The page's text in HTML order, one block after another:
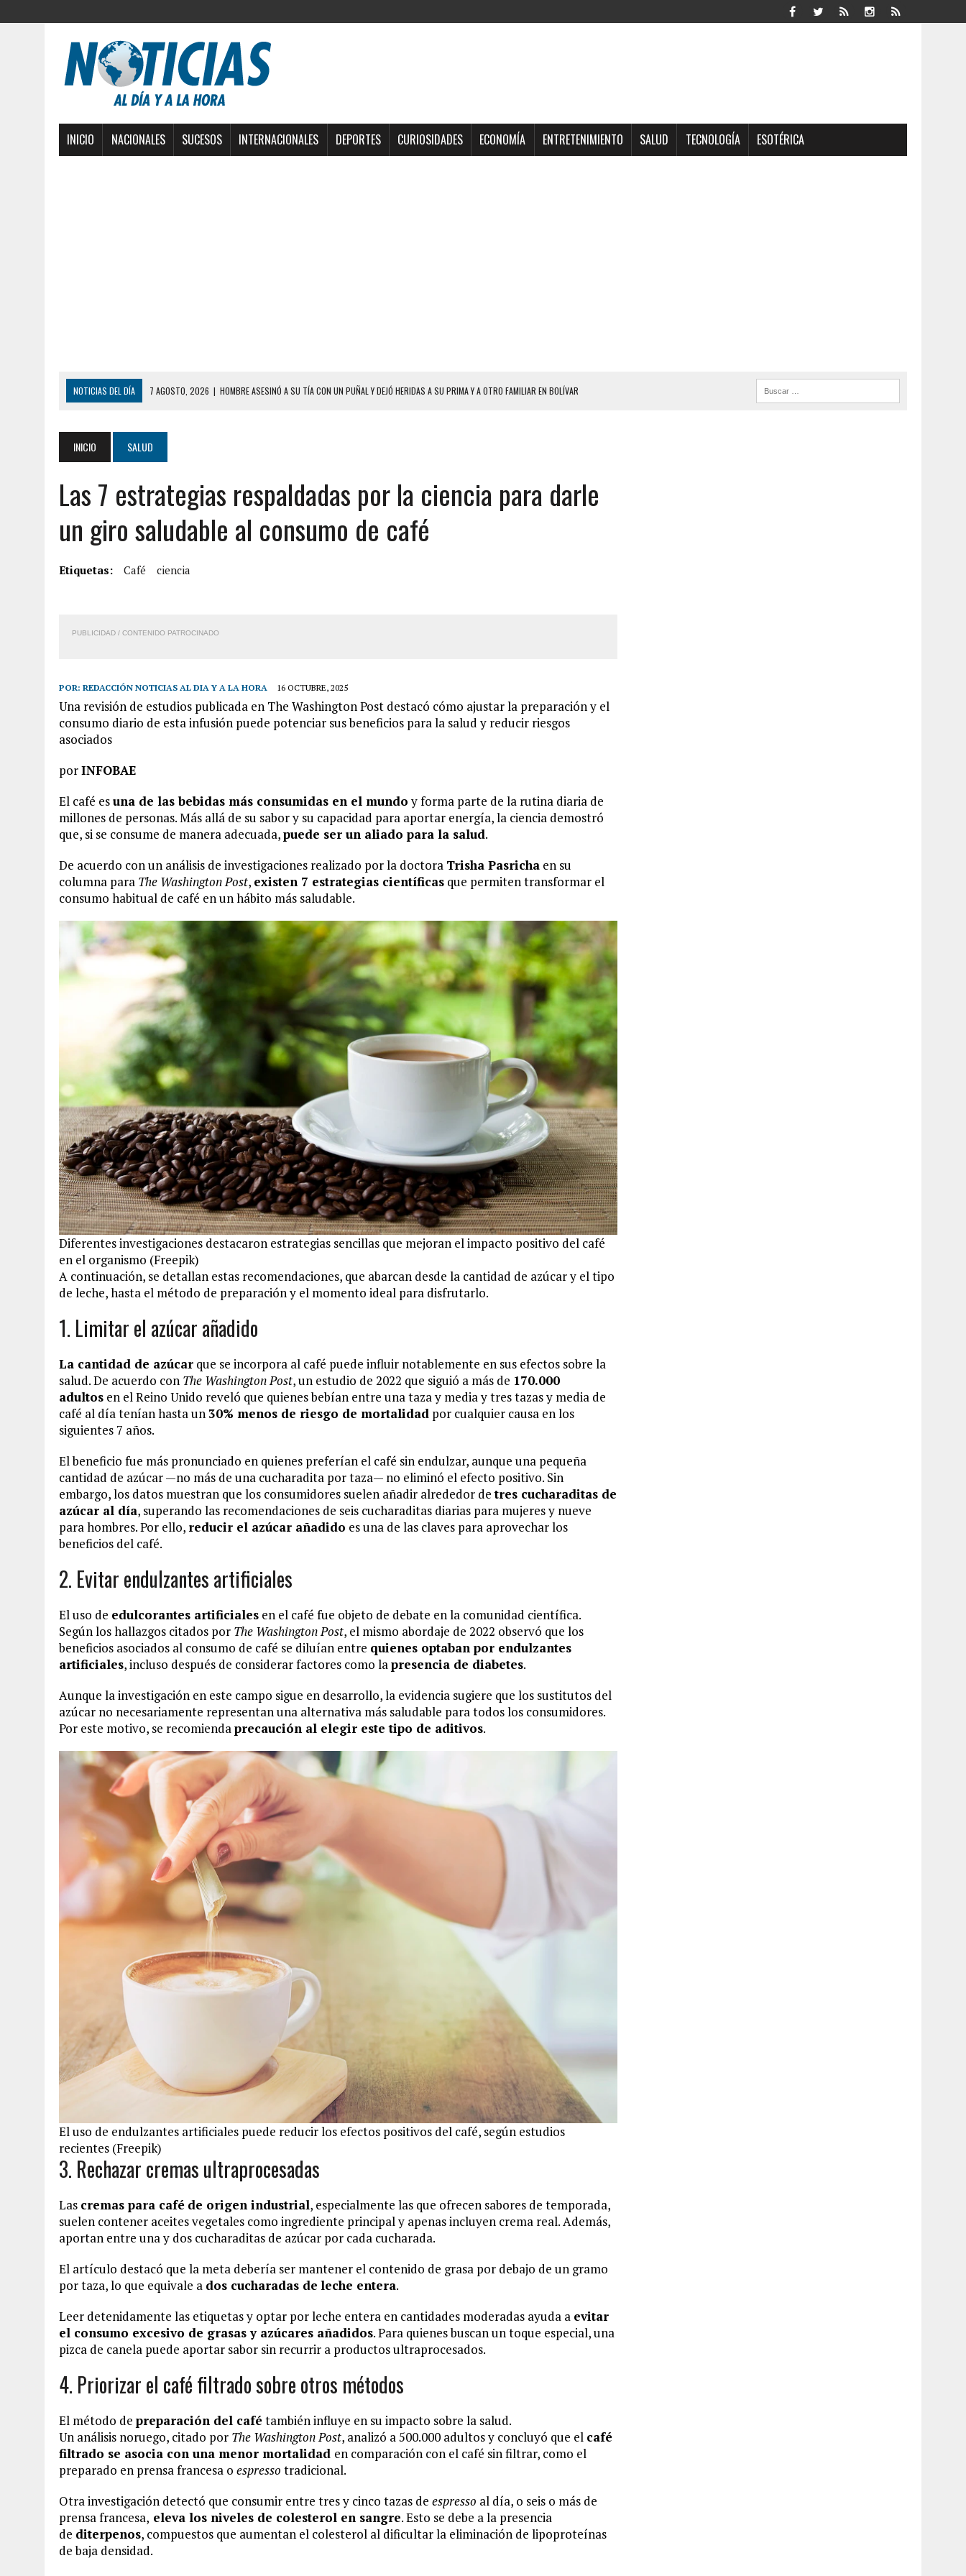
INICIO NACIONALES SUCESOS INTERNACIONALES DEPORTES CURIOSIDADES ECONOMÍA ENTRETENIMIENTO SALUD TECNOLOGÍA ESOTÉRICA
NOTICIAS DEL DÍA 7 AGOSTO, 2026 | YARACUY: ASESINARON DOS HOMBRES EL MISMO DÍA EN SECTORES VECINOS
6 AGOSTO, 2026 | BARINAS: ADOLESCENTE SE QUITÓ LA VIDA TRAS SER ACOSADA Y ABUSADA POR LA PAREJA DE SU ABUELA
6 AGOSTO, 2026
CONMOCIÓN EN COLORADO POR ASESINATO DE UNA ADOLESCENTE VENEZOLANA EN REUNIÓN CON AMIGOS
5 AGOSTO, 2026
PRESUNTO BROTE PSICÓTICO POR FALTA DE TRATAMIENTO DESENCADENÓ TRAGEDIA FAMILIAR
5 AGOSTO, 2026
| HORROR EN BARINAS: UN HOMBRE INDUJO AL SUICIDIO A UNA ADOLESCENTE DE 13 AÑOS TRAS ABUSAR DE ELLA
7 AGOSTO, 2026
INICIO SALUD
Las 7 estrategias respaldadas por la ciencia para darle
un giro saludable al consumo de café
Etiquetas: Café ciencia
PUBLICIDAD / CONTENIDO PATROCINADO
POR: REDACCIÓN NOTICIAS AL DIA Y A LA HORA 16 OCTUBRE, 2025
Una revisión de estudios publicada en The Washington Post destacó cómo ajustar la preparación y el
consumo diario de esta infusión puede potenciar sus beneficios para la salud y reducir riesgos
asociados
porINFOBAE
El café esuna de las bebidas más consumidas en el mundoy forma parte de la rutina diaria de
millones de personas. Más allá de su sabor y su capacidad para aportar energía, la ciencia demostró
que, si se consume de manera adecuada,puede ser un aliado para la salud.
De acuerdo con un análisis de investigaciones realizado por la doctora Trisha Pasricha en su
columna para The Washington Post, existen 7 estrategias científicas que permiten transformar el
consumo habitual de café en un hábito más saludable.
Diferentes investigaciones destacaron estrategias sencillas que mejoran el impacto positivo del café
en el organismo (Freepik)
A continuación, se detallan estas recomendaciones, que abarcan desde la cantidad de azúcar y el tipo
de leche, hasta el método de preparación y el momento ideal para disfrutarlo.
1. Limitar el azúcar añadido
La cantidad de azúcar que se incorpora al café puede influir notablemente en sus efectos sobre la
salud. De acuerdo con The Washington Post, un estudio de 2022 que siguió a más de 170.000
adultos en el Reino Unido reveló que quienes bebían entre una taza y media y tres tazas y media de
café al día tenían hasta un30% menos de riesgo de mortalidad por cualquier causa en los
siguientes 7 años.
El beneficio fue más pronunciado en quienes preferían el café sin endulzar, aunque una pequeña
cantidad de azúcar —no más de una cucharadita por taza— no eliminó el efecto positivo. Sin
embargo, los datos muestran que los consumidores suelen añadir alrededor detres cucharaditas de
azúcar al día, superando las recomendaciones de seis cucharaditas diarias para mujeres y nueve
para hombres. Por ello, reducir el azúcar añadido es una de las claves para aprovechar los
beneficios del café.
2. Evitar endulzantes artificiales
El uso de edulcorantes artificiales en el café fue objeto de debate en la comunidad científica.
Según los hallazgos citados por The Washington Post, el mismo abordaje de 2022 observó que los
beneficios asociados al consumo de café se diluían entre quienes optaban por endulzantes
artificiales, incluso después de considerar factores como lapresencia de diabetes.
Aunque la investigación en este campo sigue en desarrollo, la evidencia sugiere que los sustitutos del
azúcar no necesariamente representan una alternativa más saludable para todos los consumidores.
Por este motivo, se recomiendaprecaución al elegir este tipo de aditivos.
El uso de endulzantes artificiales puede reducir los efectos positivos del café, según estudios
recientes (Freepik)
3. Rechazar cremas ultraprocesadas
Las cremas para café de origen industrial, especialmente las que ofrecen sabores de temporada,
suelen contener aceites vegetales como ingrediente principal y apenas incluyen crema real. Además,
aportan entre una y dos cucharaditas de azúcar por cada cucharada.
El artículo destacó que la meta debería ser mantener el contenido de grasa por debajo de un gramo
por taza, lo que equivale a dos cucharadas de leche entera.
Leer detenidamente las etiquetas y optar por leche entera en cantidades moderadas ayuda a evitar
el consumo excesivo de grasas y azúcares añadidos. Para quienes buscan un toque especial, una
pizca de canela puede aportar sabor sin recurrir a productos ultraprocesados.
4. Priorizar el café filtrado sobre otros métodos
El método de preparación del cafétambién influye en su impacto sobre la salud.
Un análisis noruego, citado por The Washington Post, analizó a 500.000 adultos y concluyó que el café
filtrado se asocia con una menor mortalidad en comparación con el café sin filtrar, como el
preparado en prensa francesa o espresso tradicional.
Otra investigación detectó que consumir entre tres y cinco tazas de espresso al día, o seis o más de
prensa francesa, eleva los niveles de colesterol en sangre. Esto se debe a la presencia
de diterpenos, compuestos que aumentan el colesterol al dificultar la eliminación de lipoproteínas
de baja densidad.